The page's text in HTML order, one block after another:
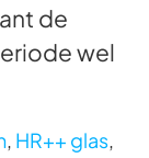
de
wel
, HR++ glas,